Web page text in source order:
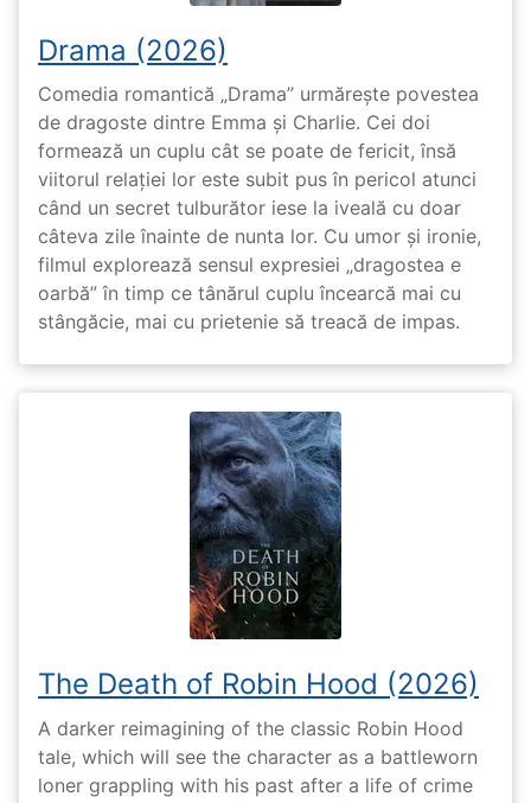
Drama (2026)
Comedia romantică „Drama” urmărește povestea
de dragoste dintre Emma și Charlie. Cei doi
formează un cuplu cât se poate de fericit, însă
viitorul relației lor este subit pus în pericol atunci
când un secret tulburător iese la iveală cu doar
câteva zile înainte de nunta lor. Cu umor și ironie,
filmul explorează sensul expresiei „dragostea e
oarbă” în timp ce tânărul cuplu încearcă mai cu
stângăcie, mai cu prietenie să treacă de impas.
The Death of Robin Hood (2026)
A darker reimagining of the classic Robin Hood
tale, which will see the character as a battleworn
loner grappling with his past after a life of crime